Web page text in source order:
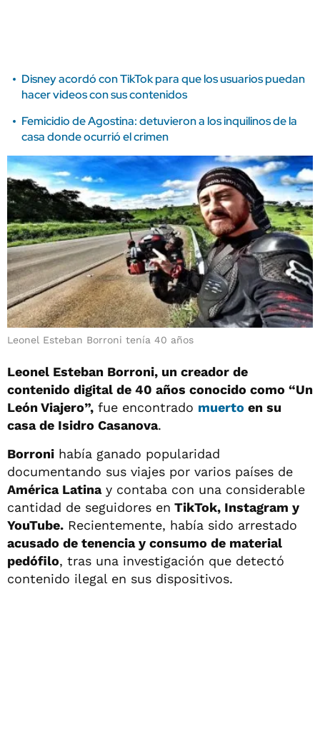
Disney acordó con TikTok para que los usuarios puedan
hacer videos con sus contenidos
Femicidio de Agostina: detuvieron a los inquilinos de la
casa donde ocurrió el crimen
Leonel Esteban Borroni tenía 40 años
Leonel Esteban Borroni, un creador de
contenido digital de 40 años conocido como “Un
León Viajero”, fue encontrado muerto en su
casa de Isidro Casanova.
Borroni había ganado popularidad
documentando sus viajes por varios países de
América Latinay contaba con una considerable
cantidad de seguidores en TikTok, Instagram y
YouTube. Recientemente, había sido arrestado
acusado de tenencia y consumo de material
pedófilo, tras una investigación que detectó
contenido ilegal en sus dispositivos.